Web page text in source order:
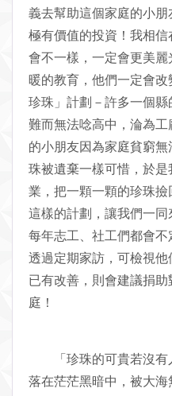
義去幫助這個家庭的小
極有價值的投資！我相
會不一樣，一定會更美
暖的教育，他們一定會改
珍珠 」計劃－許多一個
難而無法唸高中，淪為
的小朋友因為家庭貧窮
珠被遺棄一樣可惜，於
業，把一顆一顆的珍珠
這樣的計劃，讓我們一同
每年志工、社工們都會不
透過定期家訪，可檢視
已有改善，則會建議捐
庭！
「珍珠的可貴若沒有
落在茫茫黑暗中，被大